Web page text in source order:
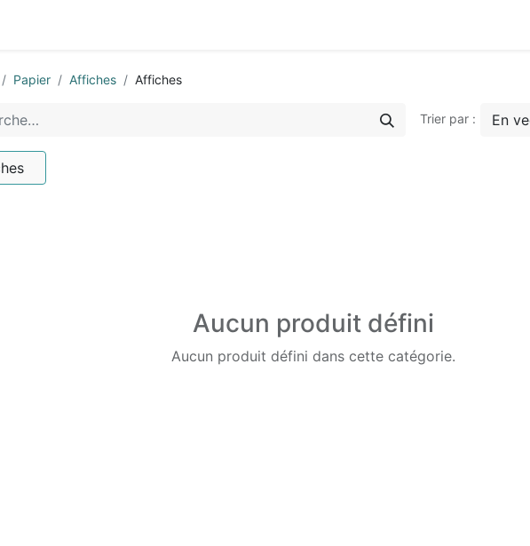
Papier Affiches Affiches
Trier par : En
Aucun produit défini
Aucun produit défini dans cette catégorie.